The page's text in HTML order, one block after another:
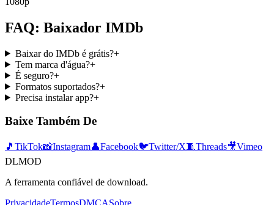
FAQ: Baixador IMDb
Baixar do IMDb é grátis?+
Tem marca d'água?+
É seguro?+
Formatos suportados?+
Precisa instalar app?+
Baixe Também De
🎵 TikTok📸Instagram👤Facebook🐦Twitter/X🧵Threads🎥Vimeo
DLMOD
A ferramenta confiável de download.